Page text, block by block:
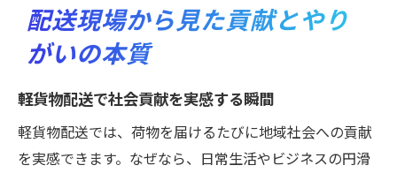
配送現場から見た貢献とやり
がいの本質
軽貨物配送で社会貢献を実感する瞬間
軽貨物配送では、荷物を届けるたびに地域社会への貢献
を実感できます。なぜなら、日常生活やビジネスの円滑